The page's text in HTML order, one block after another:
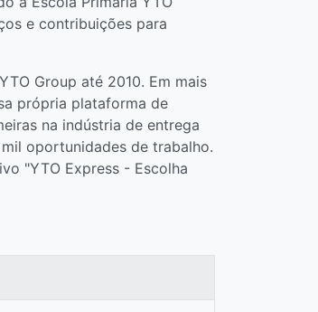
e contribuições para
Group até 2010. Em mais
própria plataforma de
na indústria de entrega
oportunidades de trabalho.
"YTO Express - Escolha